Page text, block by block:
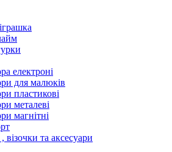
електроні
для малюків
пластикові
металеві
магнітні
візочки та аксесуари